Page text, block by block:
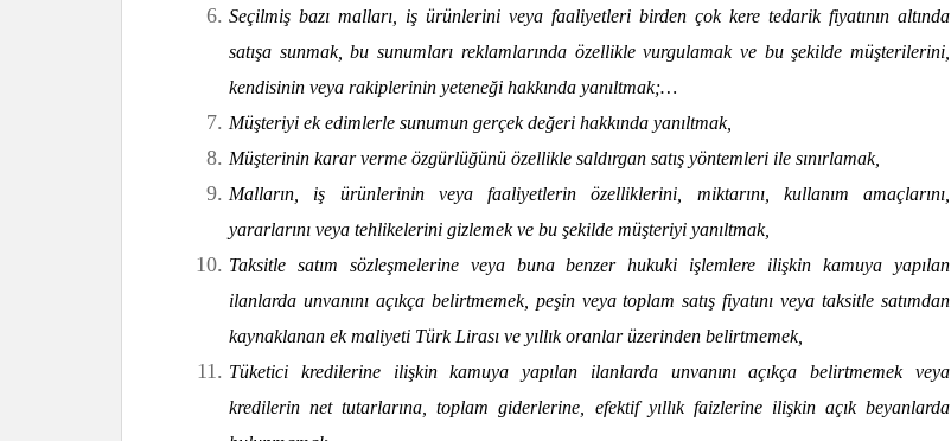
Seçilmiş bazı malları, iş ürünlerini veya faaliyetleri birden çok kere tedarik fiyatının altında
satışa sunmak, bu sunumları reklamlarında özellikle vurgulamak ve bu şekilde müşterilerini,
kendisinin veya rakiplerinin yeteneği hakkında yanıltmak;…
Müşteriyi ek edimlerle sunumun gerçek değeri hakkında yanıltmak,
Müşterinin karar verme özgürlüğünü özellikle saldırgan satış yöntemleri ile sınırlamak,
Malların, iş ürünlerinin veya faaliyetlerin özelliklerini, miktarını, kullanım amaçlarını,
yararlarını veya tehlikelerini gizlemek ve bu şekilde müşteriyi yanıltmak,
Taksitle satım sözleşmelerine veya buna benzer hukuki işlemlere ilişkin kamuya yapılan
ilanlarda unvanını açıkça belirtmemek, peşin veya toplam satış fiyatını veya taksitle satımdan
kaynaklanan ek maliyeti Türk Lirası ve yıllık oranlar üzerinden belirtmemek,
Tüketici kredilerine ilişkin kamuya yapılan ilanlarda unvanını açıkça belirtmemek veya
kredilerin net tutarlarına, toplam giderlerine, efektif yıllık faizlerine ilişkin açık beyanlarda